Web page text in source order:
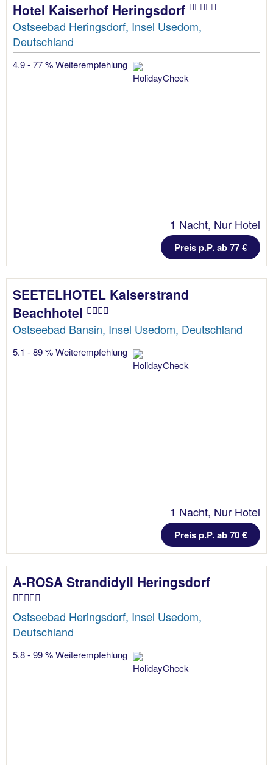
Hotel Kaiserhof Heringsdorf
Ostseebad Heringsdorf, Insel Usedom,
Deutschland
4.9 - 77 % Weiterempfehlung
1 Nacht, Nur Hotel
Preis p.P. ab 77 €
SEETELHOTEL Kaiserstrand
Beachhotel
Ostseebad Bansin, Insel Usedom, Deutschland
5.1 - 89 % Weiterempfehlung
1 Nacht, Nur Hotel
Preis p.P. ab 70 €
A-ROSA Strandidyll Heringsdorf
Ostseebad Heringsdorf, Insel Usedom,
Deutschland
5.8 - 99 % Weiterempfehlung